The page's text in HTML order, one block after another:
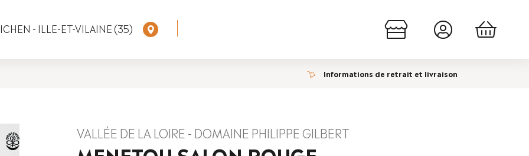
- ILLE-ET-VILAINE (35)
Informations de retrait et livraison
VALLÉE DE LA LOIRE - DOMAINE PHILIPPE GILBERT